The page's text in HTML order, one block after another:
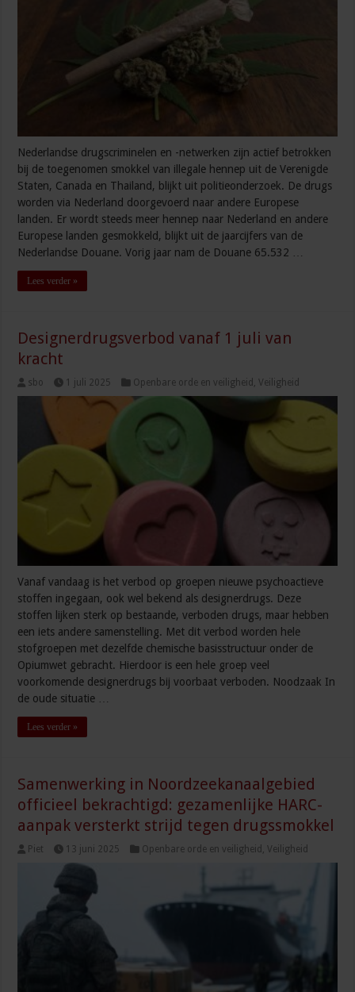
Nederlandse drugscriminelen en -netwerken zijn actief betrokken
bij de toegenomen smokkel van illegale hennep uit de Verenigde
Staten, Canada en Thailand, blijkt uit politieonderzoek. De drugs
worden via Nederland doorgevoerd naar andere Europese
landen. Er wordt steeds meer hennep naar Nederland en andere
Europese landen gesmokkeld, blijkt uit de jaarcijfers van de
Nederlandse Douane. Vorig jaar nam de Douane 65.532 …
Lees verder »
Designerdrugsverbod vanaf 1 juli van
kracht
sbo 1 juli 2025 Openbare orde en veiligheid ,Veiligheid
Vanaf vandaag is het verbod op groepen nieuwe psychoactieve
stoffen ingegaan, ook wel bekend als designerdrugs. Deze
stoffen lijken sterk op bestaande, verboden drugs, maar hebben
een iets andere samenstelling. Met dit verbod worden hele
stofgroepen met dezelfde chemische basisstructuur onder de
Opiumwet gebracht. Hierdoor is een hele groep veel
voorkomende designerdrugs bij voorbaat verboden. Noodzaak In
de oude situatie …
Lees verder »
Samenwerking in Noordzeekanaalgebied
officieel bekrachtigd: gezamenlijke HARC-
aanpak versterkt strijd tegen drugssmokkel
Piet 13 juni 2025 Openbare orde en veiligheid ,Veiligheid